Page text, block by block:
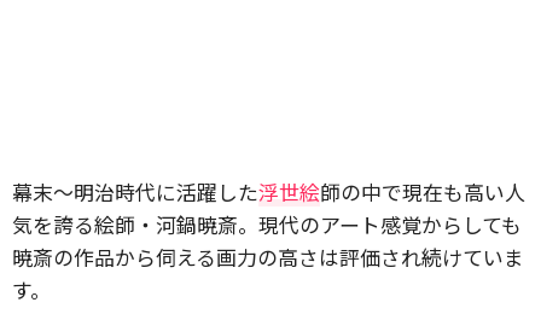
幕末〜明治時代に活躍した浮世絵師の中で現在も高い人
気を誇る絵師・河鍋暁斎。現代のアート感覚からしても
暁斎の作品から伺える画力の高さは評価され続けていま
す。